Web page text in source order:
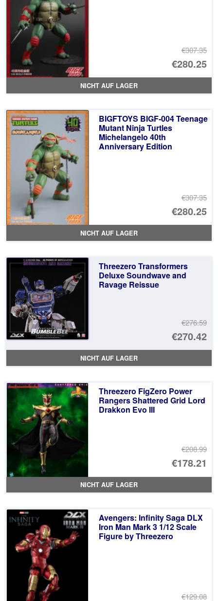
€307.35
€280.25
NICHT AUF LAGER
BIGFTOYS BIGF-004 Teenage
Mutant Ninja Turtles
Michelangelo 40th
Anniversary Edition
€307.35
€280.25
NICHT AUF LAGER
Threezero Transformers
Deluxe Soundwave and
Ravage Reissue
€276.59
€270.42
NICHT AUF LAGER
Threezero FigZero Power
Rangers Shattered Grid Lord
Drakkon Evo III
€208.99
€178.21
NICHT AUF LAGER
Avengers: Infinity Saga DLX
Iron Man Mark 3 1/12 Scale
Figure by Threezero
€129.08